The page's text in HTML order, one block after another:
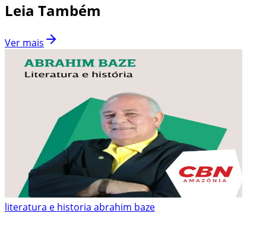
Leia Também
Ver mais
literatura e historia abrahim baze